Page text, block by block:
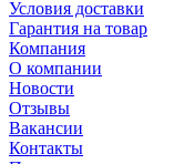
Условия доставки
Гарантия на товар
Компания
О компании
Новости
Отзывы
Вакансии
Контакты